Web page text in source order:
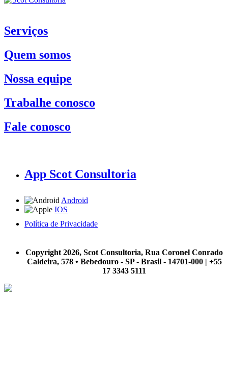
Serviços
Quem somos
Nossa equipe
Trabalhe conosco
Fale conosco
App Scot Consultoria
Android
IOS
Política de Privacidade
Copyright 2026, Scot Consultoria, Rua Coronel Conrado
Caldeira, 578 • Bebedouro - SP - Brasil - 14701-000 | +55
17 3343 5111